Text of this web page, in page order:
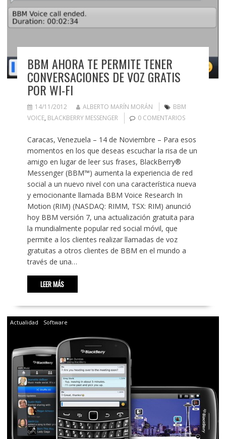
BBM AHORA TE PERMITE TENER
CONVERSACIONES DE VOZ GRATIS
POR WI-FI
14/11/2012 ALBERTO MARÍN MORÁN
BBM
VOICE, BLACKBERRY MESSENGER 0 COMENTARIOS
Caracas, Venezuela – 14 de Noviembre – Para esos
momentos en los que deseas escuchar la risa de un
amigo en lugar de leer sus frases, BlackBerry®
Messenger (BBM™) aumenta la experiencia de red
social a un nuevo nivel con una característica nueva
y emocionante llamada BBM Voice Research In
Motion (RIM) (NASDAQ: RIMM, TSX: RIM) anunció
hoy BBM versión 7, una actualización gratuita para
la mundialmente popular red social móvil, que
permite a los clientes realizar llamadas de voz
gratuitas a otros clientes de BBM en el mundo a
través de una…
LEER MÁS
Actualidad Software